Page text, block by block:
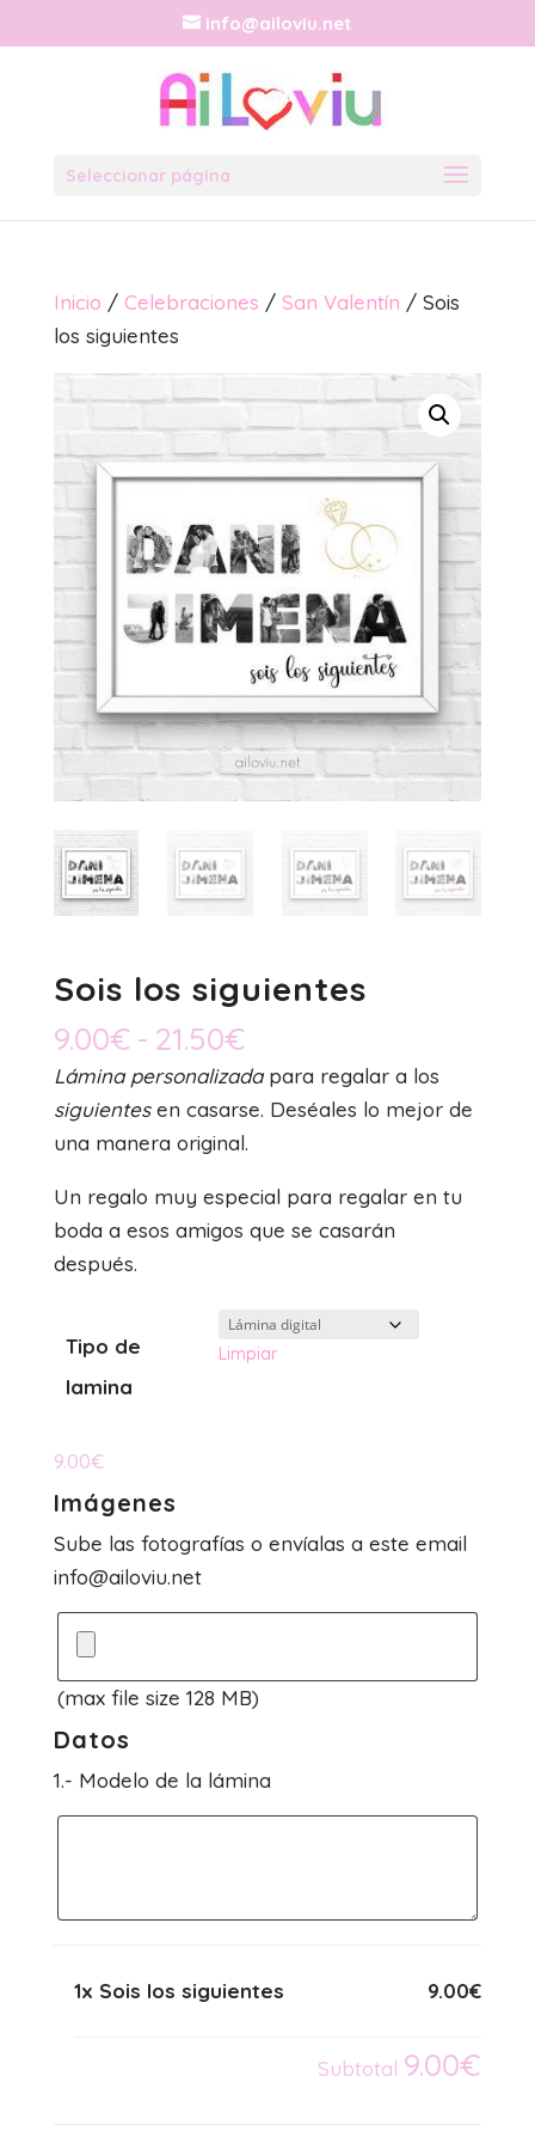
info@ailoviu.net
Seleccionar página
Inicio / Celebraciones / San Valentín / Sois
los siguientes
Sois los siguientes
9.00€ - 21.50€Rango
de
precios:
desde
hasta
21.50€
Lámina personalizadapara regalar a los
siguientesen casarse. Deséales lo mejor de
una manera original.
Un regalo muy especial para regalar en tu
boda a esos amigos que se casarán
después.
Tipo de
lamina
Limpiar
9.00€
Imágenes
Sube las fotografías o envíalas a este email
info@ailoviu.net
(max file size 128 MB)
Datos
1.- Modelo de la lámina
1x Sois los siguientes 9.00€
Subtotal 9.00€